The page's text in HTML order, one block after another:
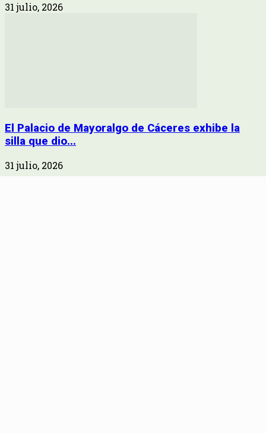
31 julio, 2026
El Palacio de Mayoralgo de Cáceres exhibe la
silla que dio...
31 julio, 2026